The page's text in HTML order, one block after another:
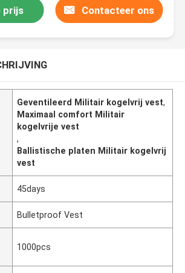
prijs Contacteer ons
Geventileerd Militair kogelvrij vest,
Maximaal comfort Militair
kogelvrije vest
,
Ballistische platen Militair kogelvrij
vest
45days
Bulletproof Vest
1000pcs